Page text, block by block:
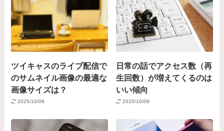
ツイキャスのライブ配信で
のサムネイル画像の最適な
画像サイズは？
2025/10/08
日常の話でアクセス数（再
生回数）が増えてくるのは
いい傾向
2020/10/09